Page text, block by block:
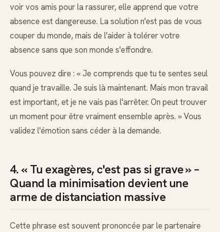
voir vos amis pour la rassurer, elle apprend que votre
absence est dangereuse. La solution n'est pas de vous
couper du monde, mais de l'aider à tolérer votre
absence sans que son monde s'effondre.
Vous pouvez dire : « Je comprends que tu te sentes seul
quand je travaille. Je suis là maintenant. Mais mon travail
est important, et je ne vais pas l'arrêter. On peut trouver
un moment pour être vraiment ensemble après. » Vous
validez l'émotion sans céder à la demande.
4. « Tu exagères, c'est pas si grave » –
Quand la minimisation devient une
arme de distanciation massive
Cette phrase est souvent prononcée par le partenaire